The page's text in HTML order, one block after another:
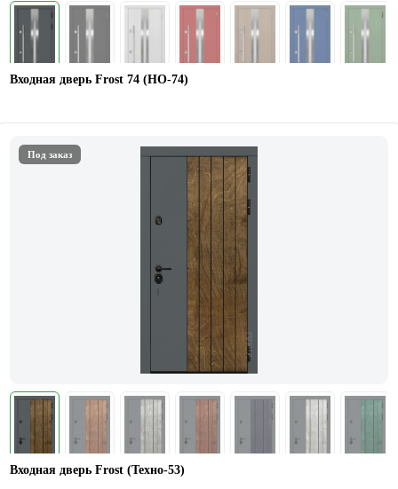
Входная дверь Frost 74 (HO-74)
Под заказ
Входная дверь Frost (Техно-53)